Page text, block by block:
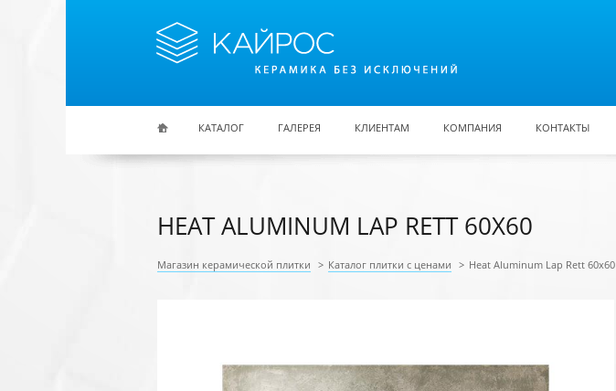
КАТАЛОГ ГАЛЕРЕЯ КЛИЕНТАМ КОМПАНИЯ КОНТАКТЫ
HEAT ALUMINUM LAP RETT 60X60
Магазин керамической плитки > Каталог плитки с ценами > Heat Aluminum Lap Rett 60x60